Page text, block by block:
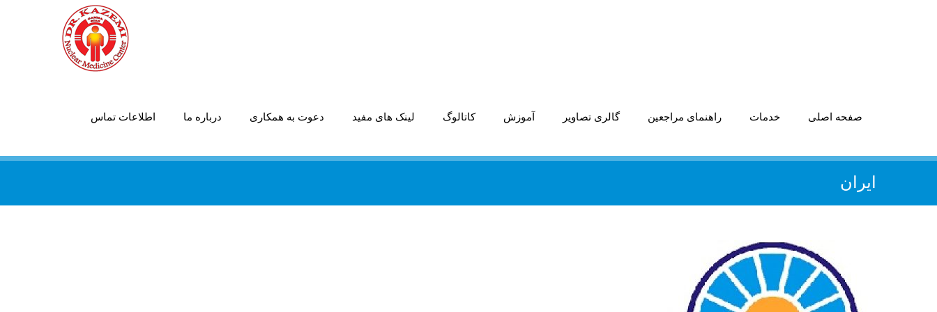
صفحه اصلی خدمات راهنمای مراجعین گالری تصاویر آموزش کاتالوگ لینک های مفید دعوت به همکاری درباره ما اطلاعات تماس
ایران